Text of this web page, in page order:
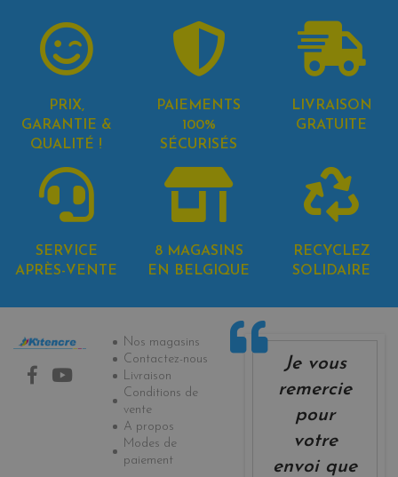
PRIX,
GARANTIE &
QUALITÉ !
PAIEMENTS
100%
SÉCURISÉS
LIVRAISON
GRATUITE
SERVICE
APRÈS-VENTE
8 MAGASINS
EN BELGIQUE
RECYCLEZ
SOLIDAIRE
Informations
Nos magasins
Contactez-nous
Livraison
Conditions de
vente
A propos
Modes de
paiement
Je vous
remercie
pour
votre
envoi que